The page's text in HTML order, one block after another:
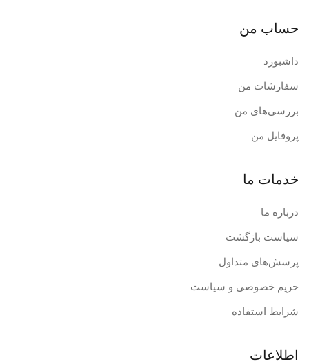
حساب من
داشبورد
سفارشات من
بررسی‌های من
پروفایل من
خدمات ما
درباره ما
سیاست بازگشت
پرسش‌های متداول
حریم خصوصی و سیاست
شرایط استفاده
اطلاعات